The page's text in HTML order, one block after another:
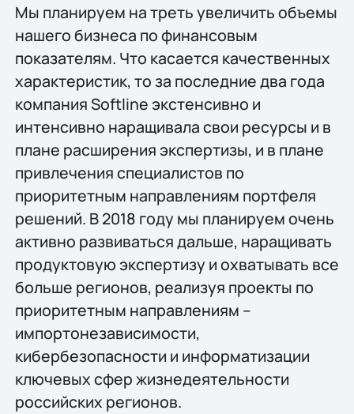
Мы планируем на треть увеличить объемы
нашего бизнеса по финансовым
показателям. Что касается качественных
характеристик, то за последние два года
компания Softline экстенсивно и
интенсивно наращивала свои ресурсы и в
плане расширения экспертизы, и в плане
привлечения специалистов по
приоритетным направлениям портфеля
решений. В 2018 году мы планируем очень
активно развиваться дальше, наращивать
продуктовую экспертизу и охватывать все
больше регионов, реализуя проекты по
приоритетным направлениям –
импортонезависимости,
кибербезопасности и информатизации
ключевых сфер жизнедеятельности
российских регионов.